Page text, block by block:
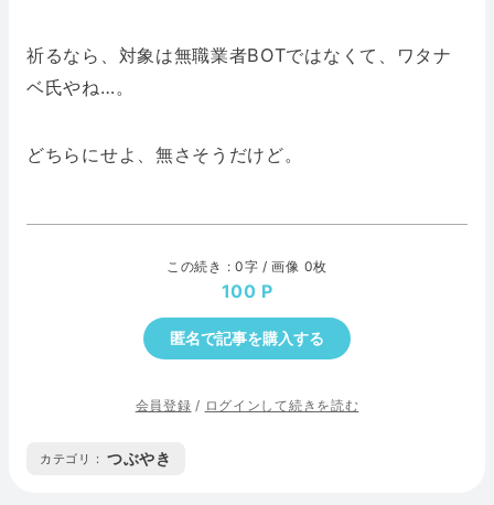
祈るなら、対象は無職業者BOTではなくて、ワタナ
ベ氏やね…。
どちらにせよ、無さそうだけど。
この続き : 0字 / 画像 0枚
100
匿名で記事を購入する
会員登録 / ログインして続きを読む
カテゴリ : つぶやき